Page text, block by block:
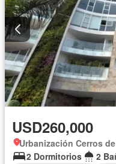
USD260,000
Urbanización Cerros
2 Dormitorios
2